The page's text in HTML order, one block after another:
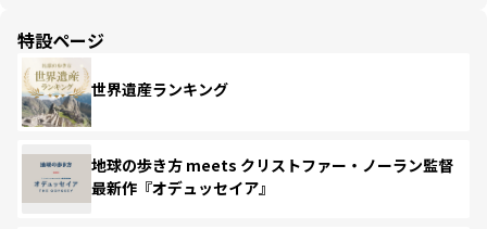
特設ページ
世界遺産ランキング
地球の歩き方 meets クリストファー・ノーラン監督
最新作『オデュッセイア』